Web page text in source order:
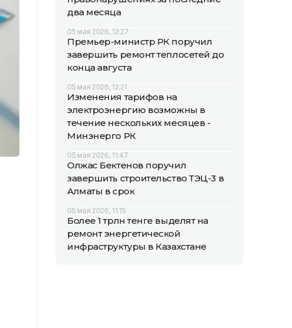
два месяца
05 мая 2026, 12:27
Премьер-министр РК поручил
завершить ремонт теплосетей до
конца августа
05 мая 2026, 12:21
Изменения тарифов на
электроэнергию возможны в
течение нескольких месяцев -
Минэнерго РК
05 мая 2026, 11:47
Олжас Бектенов поручил
завершить строительство ТЭЦ-3 в
Алматы в срок
05 мая 2026, 11:15
Более 1 трлн тенге выделят на
ремонт энергетической
инфраструктуры в Казахстане